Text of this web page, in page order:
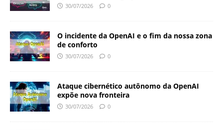
30/07/2026 0
O incidente da OpenAI e o fim da nossa zona
de conforto
30/07/2026 0
Ataque cibernético autônomo da OpenAI
expõe nova fronteira
30/07/2026 0